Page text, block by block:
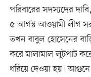
পরিবারের সদস্যদের
৫ আগস্ট আওয়ামী লীগ
তখন বাবুল হোসেনের
করে মালামাল লুটপাট
ধরিয়ে দেওয়া হয়।